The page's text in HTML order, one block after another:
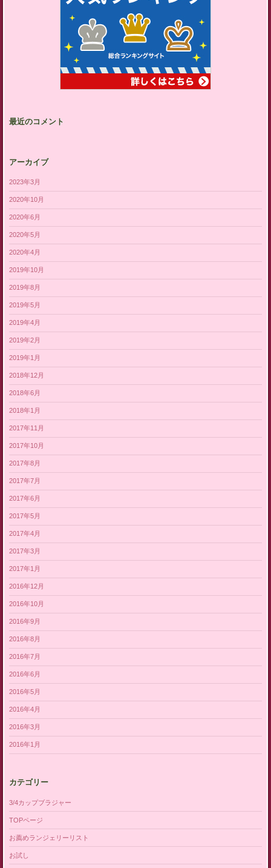
最近のコメント
アーカイブ
2023年3月
2020年10月
2020年6月
2020年5月
2020年4月
2019年10月
2019年8月
2019年5月
2019年4月
2019年2月
2019年1月
2018年12月
2018年6月
2018年1月
2017年11月
2017年10月
2017年8月
2017年7月
2017年6月
2017年5月
2017年4月
2017年3月
2017年1月
2016年12月
2016年10月
2016年9月
2016年8月
2016年7月
2016年6月
2016年5月
2016年4月
2016年3月
2016年1月
カテゴリー
3/4カップブラジャー
TOPページ
お薦めランジェリーリスト
お試し